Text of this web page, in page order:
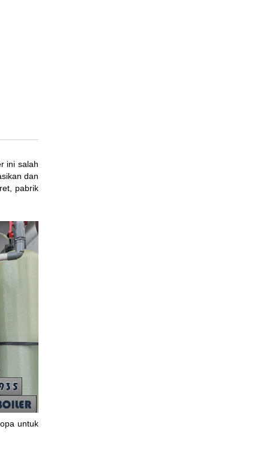
ini salah
dan
pabrik
untuk